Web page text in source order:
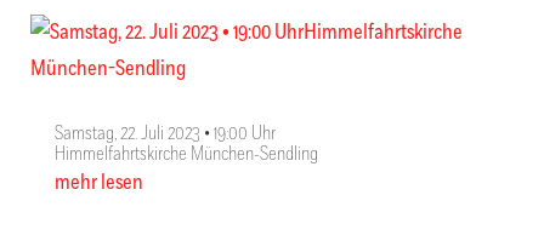
Samstag, 22. Juli 2023 • 19:00 Uhr
Himmelfahrtskirche München-Sendling
mehr lesen